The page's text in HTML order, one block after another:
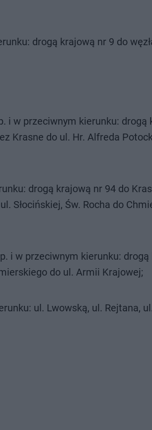
drogą krajową nr 9 do
i w przeciwnym kierunku: drogą
Krasne do ul. Hr. Alfreda
drogą krajową nr 94 do
Słocińskiej, Św. Rocha do
i w przeciwnym kierunku:
do ul. Armii Krajowej;
ul. Lwowską, ul. Rejtana,